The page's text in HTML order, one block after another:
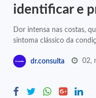
identificar e
Dor intensa nas costas,
sintoma clássico da
dr.consulta 02,